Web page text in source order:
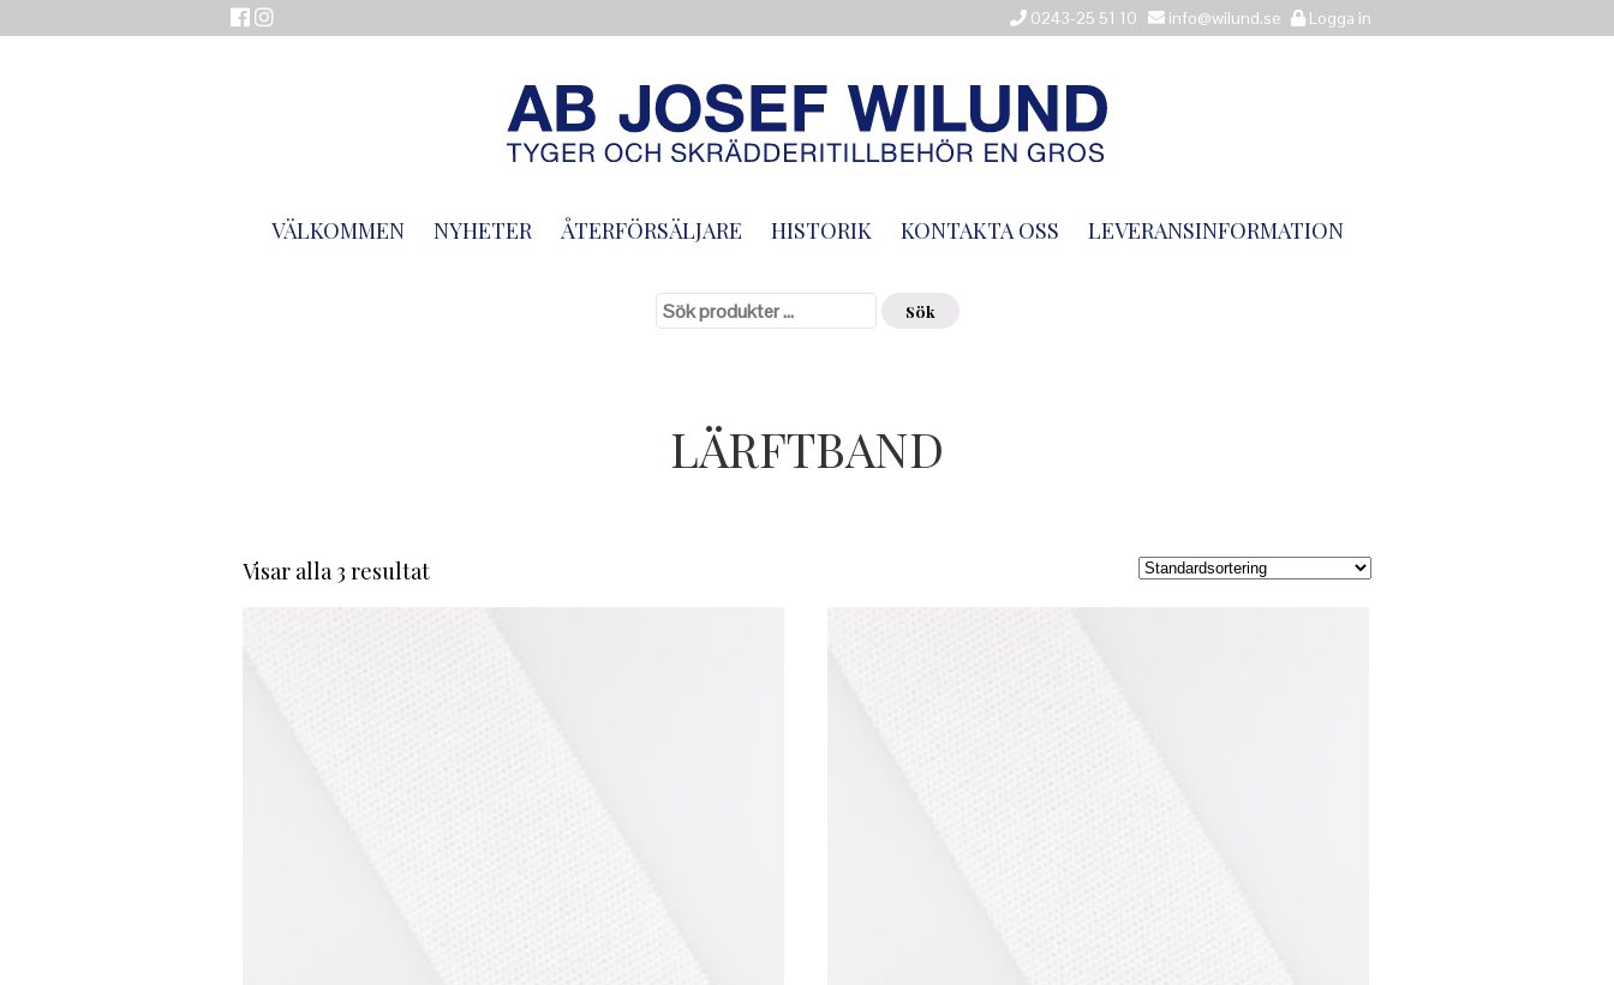
0243-25 51 10 info@wilund.se Logga in
VÄLKOMMEN NYHETER ÅTERFÖRSÄLJARE HISTORIK KONTAKTA OSS
LEVERANSINFORMATION
efter:
Sök
LÄRFTBAND
Visar alla 3 resultat